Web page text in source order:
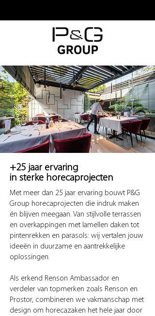
+25 jaar ervaring
in sterke horecaprojecten
Met meer dan 25 jaar ervaring bouwt P&G
Group horecaprojecten die indruk maken
én blijven meegaan. Van stijlvolle terrassen
en overkappingen met lamellen daken tot
pintenrekken en parasols: wij vertalen jouw
ideeën in duurzame en aantrekkelijke
oplossingen.
Als erkend Renson Ambassador en
verdeler van topmerken zoals Renson en
Prostor, combineren we vakmanschap met
design om horecazaken het hele jaar door